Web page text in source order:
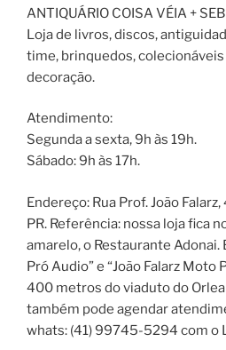
ANTIQUÁRIO COISA VÉIA +
Loja de livros, discos,
time, brinquedos,
decoração.
Atendimento:
Segunda a sexta, 9h às 19h.
Sábado: 9h às 17h.
Endereço: Rua Prof. João
PR. Referência: nossa loja fica
amarelo, o Restaurante Adonai.
Pró Audio” e “João Falarz Moto
400 metros do viaduto do
também pode agendar
whats: (41) 99745-5294 com o